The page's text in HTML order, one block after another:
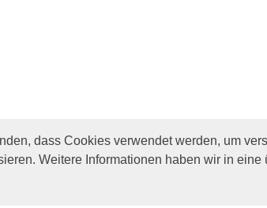
dass Cookies verwendet werden, um
Weitere Informationen haben wir in